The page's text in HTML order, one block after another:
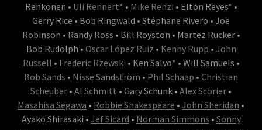
Renkonen • Uli Rennert* • Mike Renzi • Elton Reyes* •
Gerry Rice • Bob Ringwald • Stéphane Rivero • Joe
Robinson • Randy Ross • Bill Royston • Martez Rucker •
Bob Rudolph • Oscar López Ruiz • Kenny Rupp • John
Russell • Frederic Rzewski • Ken Salvo* • Will Samuels •
Bob Sands • Nisse Sandström • Phil Schaap • Christian
Scheuber • Al Schmitt • Gary Schunk • Alex Scorier •
Masahisa Segawa • Robbie Shakespeare • John Sheridan •
Ayako Shirasaki • Jef Sicard • Norman Simmons • Sonny